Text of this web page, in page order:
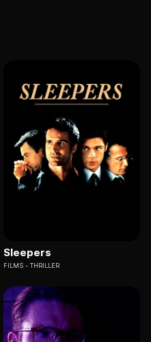
Sleepers
FILMS THRILLER